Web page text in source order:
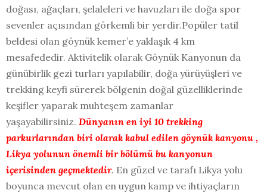
doğası, ağaçları, şelaleleri ve havuzları ile doğa spor
sevenler açısından görkemli bir yerdir.Popüler tatil
beldesi olan göynük kemer’e yaklaşık 4 km
mesafededir. Aktivitelik olarak Göynük Kanyonun da
günübirlik gezi turları yapılabilir, doğa yürüyüşleri ve
trekking keyfi sürerek bölgenin doğal güzelliklerinde
keşifler yaparak muhteşem zamanlar
yaşayabilirsiniz. Dünyanın en iyi 10 trekking
parkurlarından biri olarak kabul edilen göynük kanyonu ,
Likya yolunun önemli bir bölümü bu kanyonun
içerisinden geçmektedir. En güzel ve tarafı Likya yolu
boyunca mevcut olan en uygun kamp ve ihtiyaçların